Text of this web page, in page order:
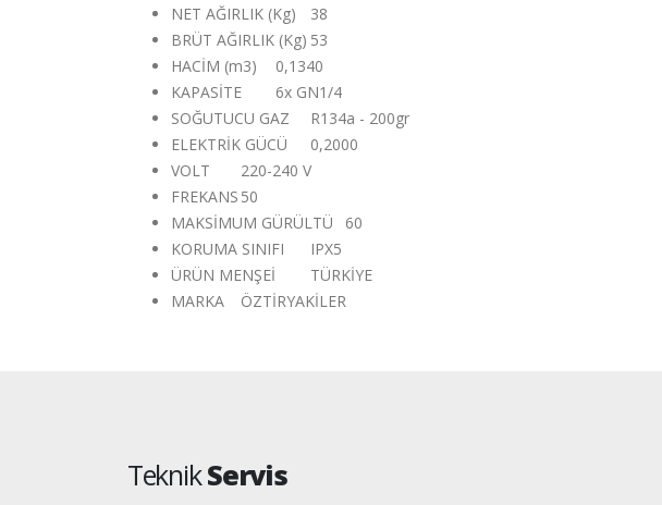
NET AĞIRLIK (Kg)
38
BRÜT AĞIRLIK (Kg) 53
HACİM (m3)
0,1340
KAPASİTE
6x GN1/4
SOĞUTUCU GAZ
R134a - 200gr
ELEKTRİK GÜCÜ
0,2000
VOLT
220-240 V
FREKANS 50
MAKSİMUM GÜRÜLTÜ
60
KORUMA SINIFI
IPX5
ÜRÜN MENŞEİ
TÜRKİYE
MARKA
ÖZTİRYAKİLER
TeknikServis